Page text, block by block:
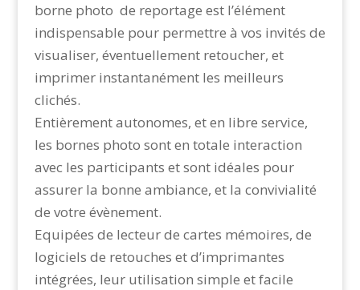
borne photo de reportage est l’élément
indispensable pour permettre à vos invités de
visualiser, éventuellement retoucher, et
imprimer instantanément les meilleurs
clichés.
Entièrement autonomes, et en libre service,
les bornes photo sont en totale interaction
avec les participants et sont idéales pour
assurer la bonne ambiance, et la convivialité
de votre évènement.
Equipées de lecteur de cartes mémoires, de
logiciels de retouches et d’imprimantes
intégrées, leur utilisation simple et facile